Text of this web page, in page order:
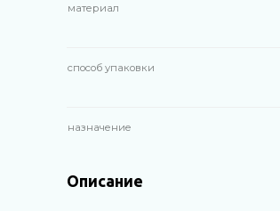
материал
способ упаковки
назначение
Описание